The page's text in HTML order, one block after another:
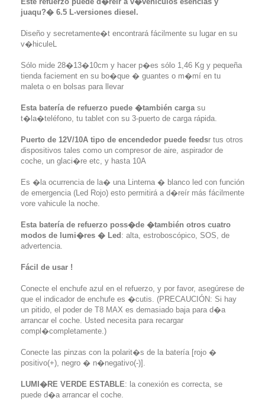
juaqu?� 6.5 L-versiones diesel.
Diseño y secretamente�t encontrará fácilmente su lugar en su
v�hiculeL
Sólo mide 28�13�10cm y hacer p�es sólo 1,46 Kg y pequeña
tienda faciement en su bo�que � guantes o m�mí en tu
maleta o en bolsas para llevar
Esta batería de refuerzo puede �también cargasu
t�la�teléfono, tu tablet con su 3-puerto de carga rápida.
Puerto de 12V/10A tipo de encendedor puede feedsr tus otros
dispositivos tales como un compresor de aire, aspirador de
coche, un glaci�re etc, y hasta 10A
Es �la ocurrencia de la� una Linterna � blanco led con función
de emergencia (Led Rojo) esto permitirá a d�reír más fácilmente
vore vahicule la noche.
Esta batería de refuerzo poss�de �también otros cuatro
modos de lumi�res � Led : alta, estroboscópico, SOS, de
advertencia.
Fácil de usar !
Conecte el enchufe azul en el refuerzo, y por favor, asegúrese de
que el indicador de enchufe es �cutis. (PRECAUCIÓN: Si hay
un pitido, el poder de T8 MAX es demasiado baja para d�a
arrancar el coche. Usted necesita para recargar
compl�completamente.)
Conecte las pinzas con la polarit�s de la batería [rojo �
positivo(+), negro � n�negativo(-)].
LUMI�RE VERDE ESTABLE: la conexión es correcta, se
puede d�a arrancar el coche.